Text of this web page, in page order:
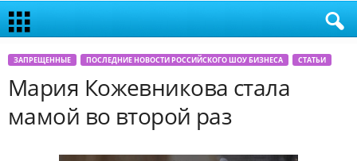
ЗАПРЕЩЕННЫЕ ПОСЛЕДНИЕ НОВОСТИ РОССИЙСКОГО ШОУ БИЗНЕСА СТАТЬИ
Мария Кожевникова стала
мамой во второй раз